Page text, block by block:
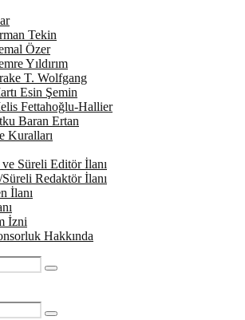
Tekin
Özer
Yıldırım
T. Wolfgang
Esin Şemin
Fettahoğlu-Hallier
Baran Ertan
Kuralları
Süreli Editör İlanı
Redaktör İlanı
İlanı
İzni
Hakkında
Search